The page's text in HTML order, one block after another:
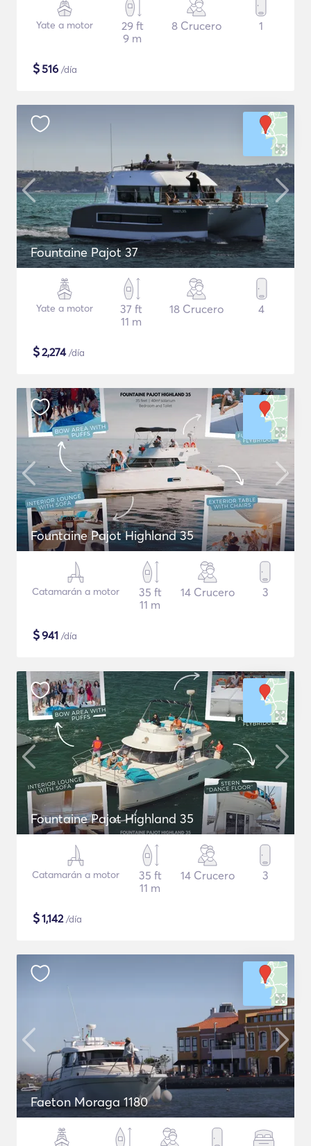
Yate a motor
29 ft
9 m
8 Crucero 1
$516 /día
Fountaine Pajot 37
Yate a motor
37 ft
11 m
18 Crucero 4
$2,274/día
Fountaine Pajot Highland 35
Catamarán a motor
35 ft
11 m
14 Crucero 3
$941 /día
Fountaine Pajot Highland 35
Catamarán a motor
35 ft
11 m
14 Crucero 3
$1,142/día
Faeton Moraga 1180